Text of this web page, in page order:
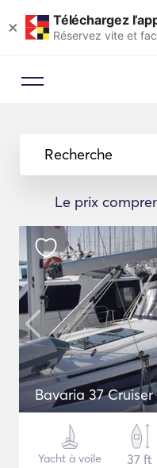
× Téléchargez
Réservez vite et
Recherche
Le prix
Bavaria 37 Cruiser
Yacht à voile
37 ft